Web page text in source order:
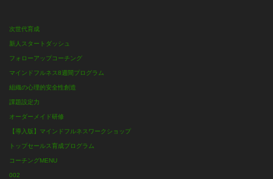
次世代育成
新人スタートダッシュ
フォローアップコーチング
マインドフルネス8週間プログラム
組織の心理的安全性創造
課題設定力
オーダーメイド研修
【導入版】マインドフルネスワークショップ
トップセールス育成プログラム
コーチングMENU
002